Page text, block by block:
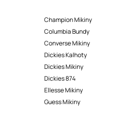
Champion Mikiny
Columbia Bundy
Converse Mikiny
Dickies Kalhoty
Dickies Mikiny
Dickies 874
Ellesse Mikiny
Guess Mikiny